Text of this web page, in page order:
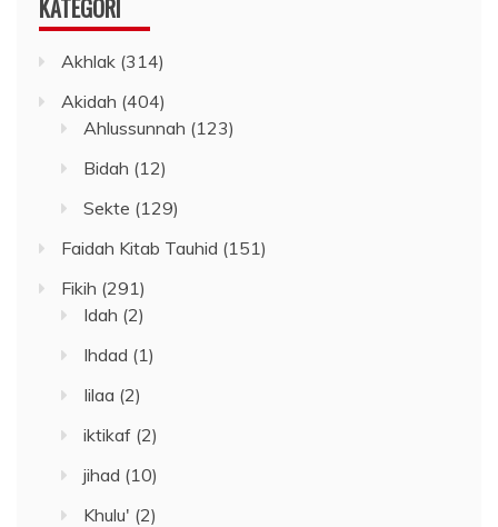
KATEGORI
Akhlak (314)
Akidah (404)
Ahlussunnah (123)
Bidah (12)
Sekte (129)
Faidah Kitab Tauhid (151)
Fikih (291)
Idah (2)
Ihdad (1)
Iilaa (2)
iktikaf (2)
jihad (10)
Khulu' (2)